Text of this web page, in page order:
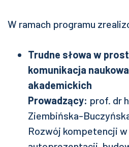
W ramach programu
Trudne słowa w
komunikacja
akademickich
Prowadzący: prof. dr
Ziembińska-
Rozwój kompetencji